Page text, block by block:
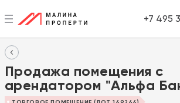
+7 495
Продажа помещения с
арендатором "Альфа